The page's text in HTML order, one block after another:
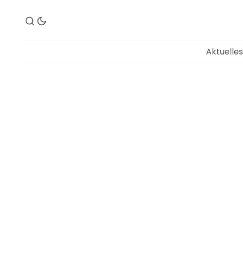
Aktuelles